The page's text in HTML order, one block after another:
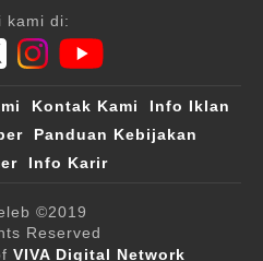
kami di:
Kontak Kami
Info Iklan
Panduan Kebijakan
Info Karir
©2019
Reserved
VIVA Digital Network